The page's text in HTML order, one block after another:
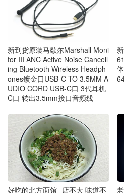
新到货原装马歇尔Marshall Moni
tor III ANC Active Noise Cancell
ing Bluetooth Wireless Headph
ones镀金口USB-C TO 3.5MM A
UDIO CORD USB-C口 3代耳机
C口 转出3.5mm接口音频线
好吃的北方面馆--店不大 味道不